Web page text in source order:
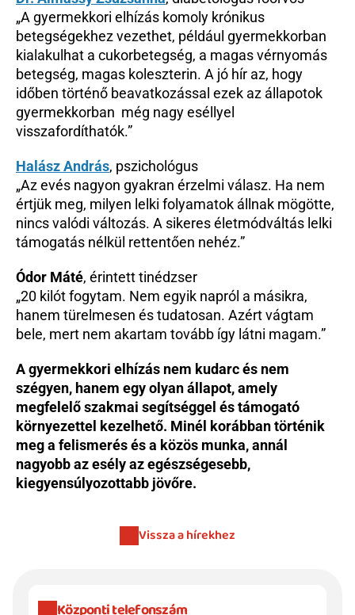
„A gyermekkori elhízás komoly krónikus
betegségekhez vezethet, például gyermekkorban
kialakulhat a cukorbetegség, a magas vérnyomás
betegség, magas koleszterin. A jó hír az, hogy
időben történő beavatkozással ezek az állapotok
gyermekkorban  még nagy eséllyel
visszafordíthatók.”
Halász András, pszichológus
„Az evés nagyon gyakran érzelmi válasz. Ha nem
értjük meg, milyen lelki folyamatok állnak mögötte,
nincs valódi változás. A sikeres életmódváltás lelki
támogatás nélkül rettentően nehéz.”
Ódor Máté, érintett tinédzser
„20 kilót fogytam. Nem egyik napról a másikra,
hanem türelmesen és tudatosan. Azért vágtam
bele, mert nem akartam tovább így látni magam.”
A gyermekkori elhízás nem kudarc és nem
szégyen, hanem egy olyan állapot, amely
megfelelő szakmai segítséggel és támogató
környezettel kezelhető. Minél korábban történik
meg a felismerés és a közös munka, annál
nagyobb az esély az egészségesebb,
kiegyensúlyozottabb jövőre.
Vissza a hírekhez
Központi telefonszám